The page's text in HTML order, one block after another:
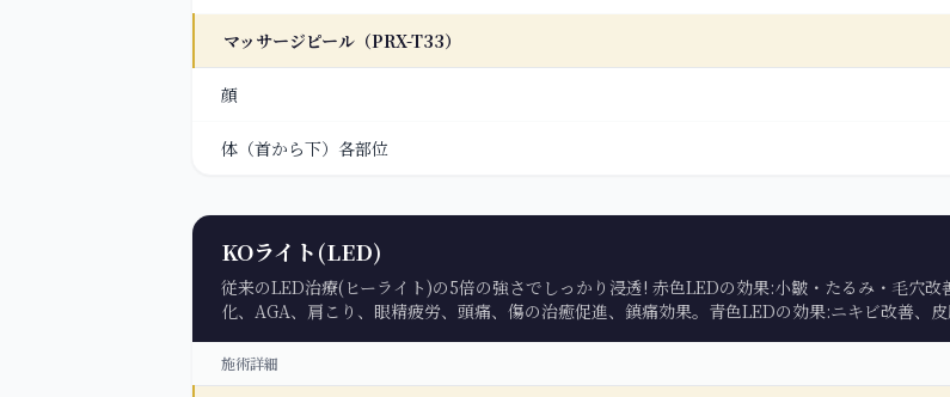
マッサージピール（PRX-T33）
顔
体（首から下）各部位
KOライト(LED)
従来のLED治療(ヒーライト)の5倍の強さでしっかり浸透! 赤色LEDの効果:小皺・たるみ・毛穴
化、AGA、肩こり、眼精疲労、頭痛、傷の治癒促進、鎮痛効果。青色LEDの効果:ニキビ改善、
施術詳細